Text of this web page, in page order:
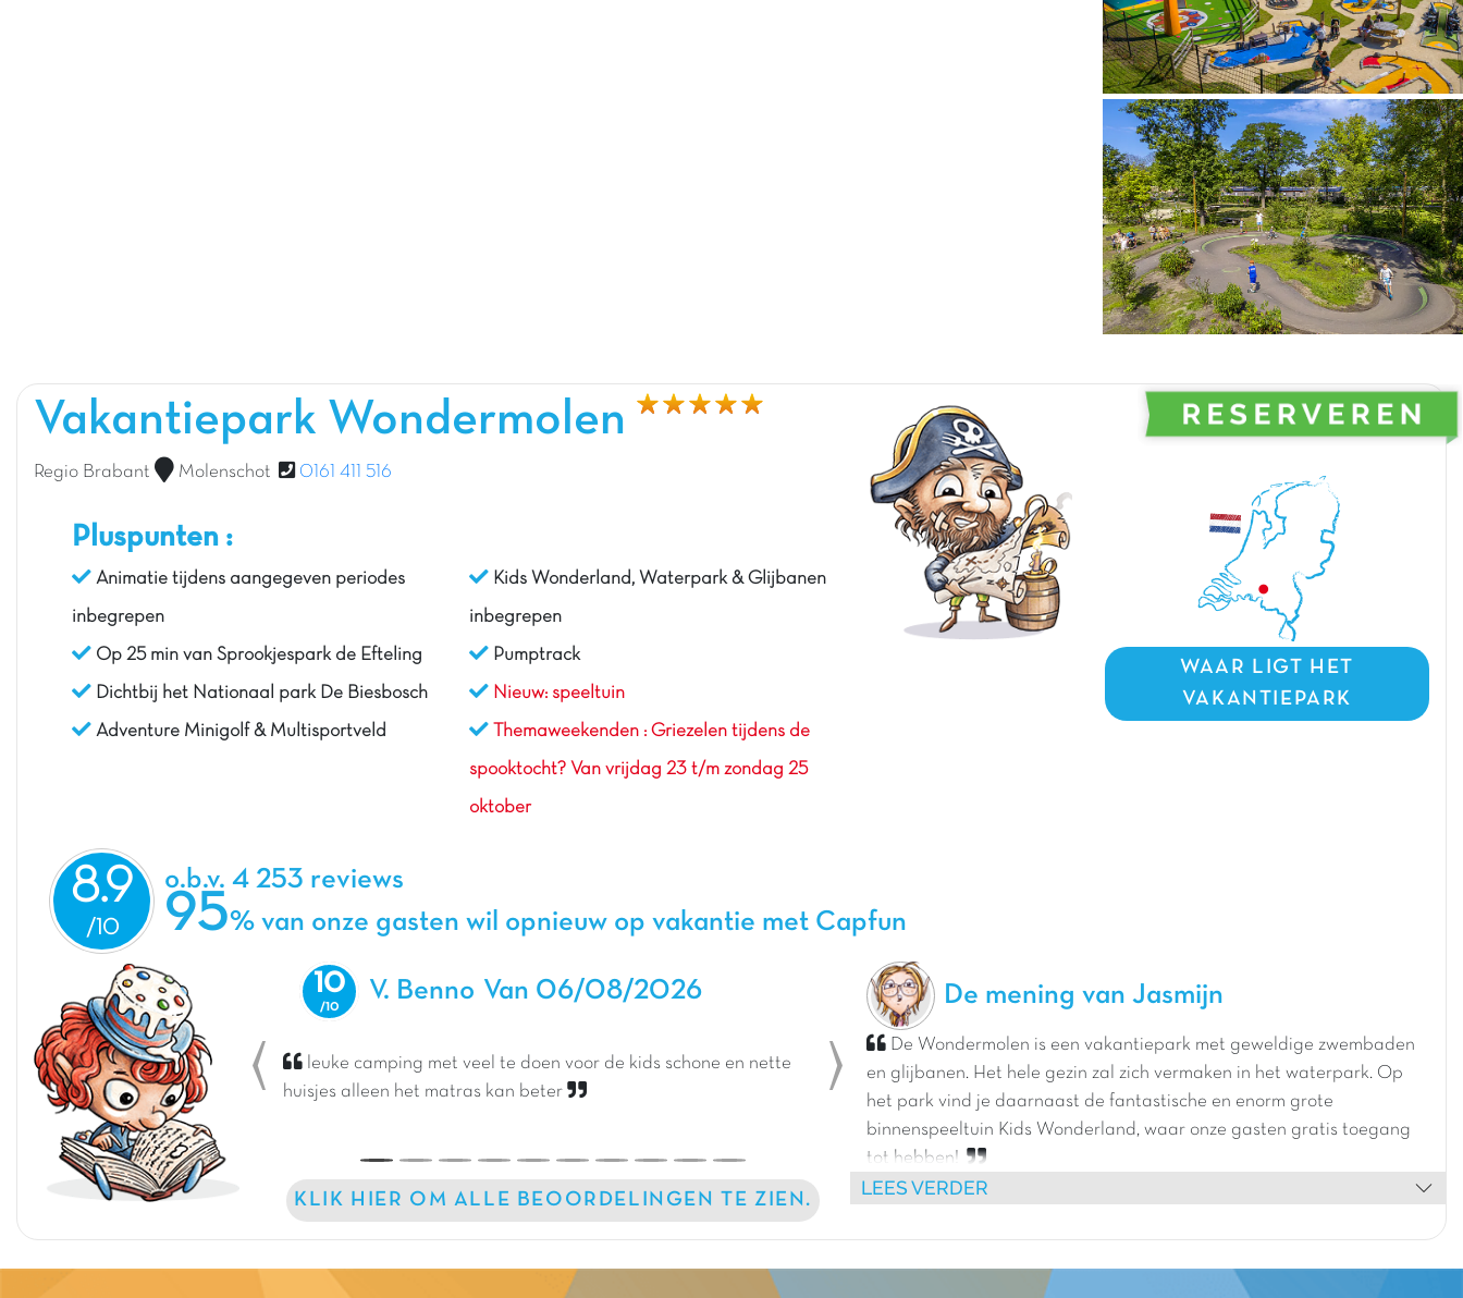
Vakantiepark Wondermolen
Regio Brabant Molenschot 0161 411 516
Pluspunten :
Animatie tijdens aangegeven periodes
inbegrepen
Op 25 min van Sprookjespark de Efteling
Dichtbij het Nationaal park De Biesbosch
Adventure Minigolf & Multisportveld
Kids Wonderland, Waterpark & Glijbanen
inbegrepen
Pumptrack
Nieuw: speeltuin
Themaweekenden : Griezelen tijdens de
spooktocht? Van vrijdag 23 t/m zondag 25
oktober
WAAR LIGT HET
VAKANTIEPARK
8.9 o.b.v. 4 253 reviews
95% van onze gasten wil opnieuw op vakantie met Capfun
10 V. Benno Van 06/08/2026
leuke camping met veel te doen voor de kids schone en nette
huisjes alleen het matras kan beter
Previous Next
KLIK HIER OM ALLE BEOORDELINGEN TE ZIEN.
De mening van Jasmijn
De Wondermolen is een vakantiepark met geweldige zwembaden
en glijbanen. Het hele gezin zal zich vermaken in het waterpark. Op
het park vind je daarnaast de fantastische en enorm grote
binnenspeeltuin Kids Wonderland, waar onze gasten gratis toegang
tot hebben!
LEES VERDER